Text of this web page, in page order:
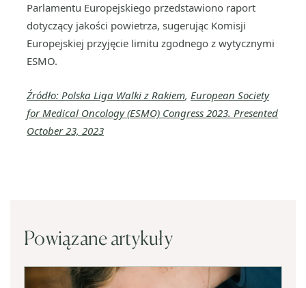
Parlamentu Europejskiego przedstawiono raport
dotyczący jakości powietrza, sugerując Komisji
Europejskiej przyjęcie limitu zgodnego z wytycznymi
ESMO.
Źródło: Polska Liga Walki z Rakiem, European Society
for Medical Oncology (ESMO) Congress 2023. Presented
October 23, 2023
Powiązane artykuły